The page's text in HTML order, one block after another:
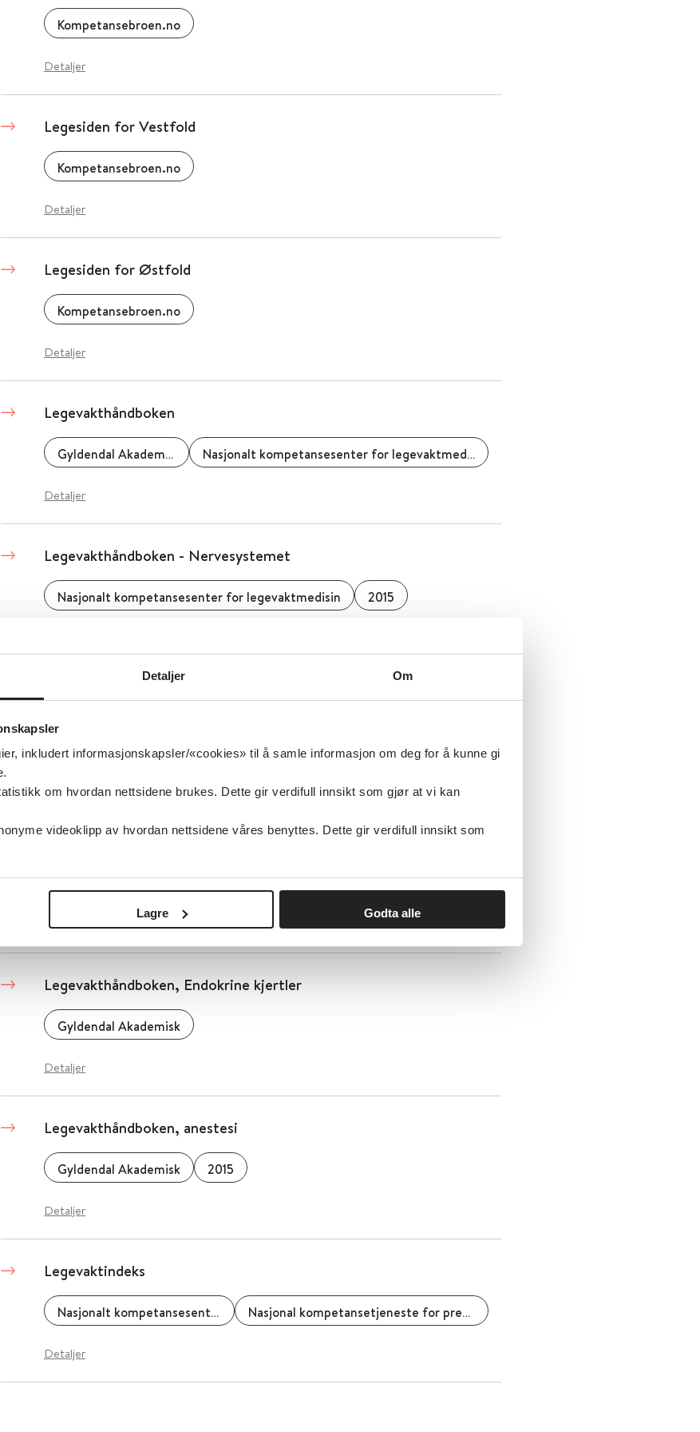
Detaljer Om
inkludert informasjonskapsler/«cookies» til å samle informasjon om deg for å kunne gi
om hvordan nettsidene brukes. Dette gir verdifull innsikt som gjør at vi kan
videoklipp av hvordan nettsidene våres benyttes. Dette gir verdifull innsikt som
Lagre Godta alle
Kompetansebroen.no
Detaljer
Legesiden for Vestfold
Kompetansebroen.no
Detaljer
Legesiden for Østfold
Kompetansebroen.no
Detaljer
Legevakthåndboken
Gyldendal Akademisk Nasjonalt kompetansesenter for legevaktmedisin
Detaljer
Legevakthåndboken - Nervesystemet
Nasjonalt kompetansesenter for legevaktmedisin 2015
Legevakthåndboken - psykiske lidelser
Legevakthåndboken - Svangerskap, fødsel og barseltid
Gyldendal Akademisk 2016
Detaljer
Legevakthåndboken, Endokrine kjertler
Gyldendal Akademisk
Detaljer
Legevakthåndboken, anestesi
Gyldendal Akademisk 2015
Detaljer
Legevaktindeks
Nasjonalt kompetansesenter for legevaktmedisin Nasjonal kompetansetjeneste for prehospital akuttmedisin (NAKOS)
Detaljer